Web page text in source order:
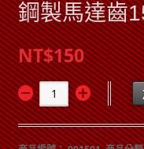
鋼製馬達齒
NT$150